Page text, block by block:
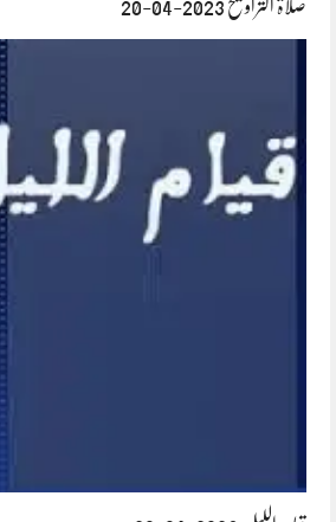
صلاۃ التراویح 2023-04-20